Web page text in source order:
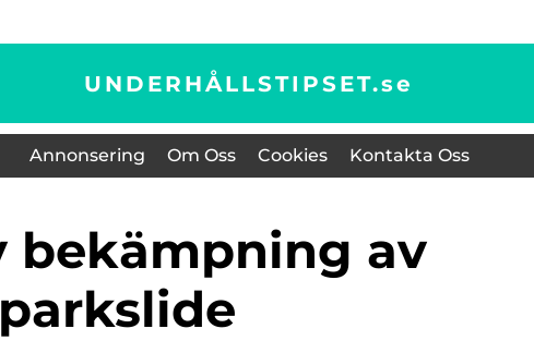
UNDERHÅLLSTIPSET.se
Annonsering Om Oss Cookies Kontakta Oss
parkslide